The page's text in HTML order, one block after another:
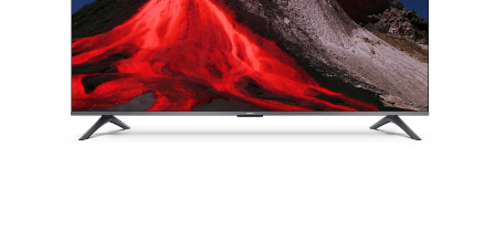
Televizoru stiprinājumi
TV rāmji